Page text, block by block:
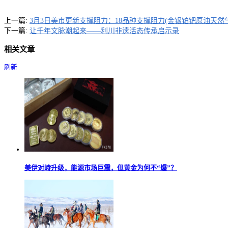
上一篇: 3月3日美市更新支撑阻力：18品种支撑阻力(金银铂钯原油天然
下一篇: 让千年文脉潮起来——利川非遗活态传承启示录
相关文章
刷新
美伊对峙升级，能源市场巨震，但黄金为何不“爆”？